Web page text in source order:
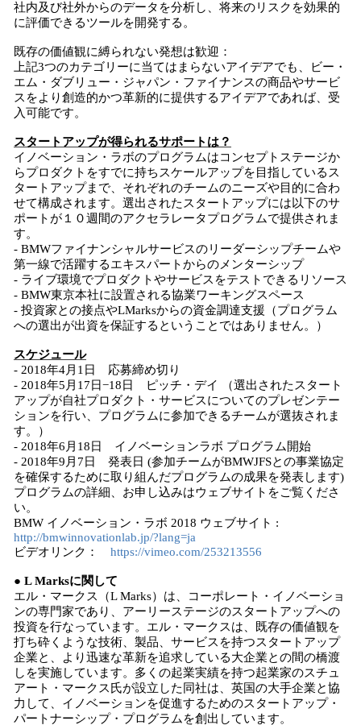
社内及び社外からのデータを分析し、将来のリスクを効果的
に評価できるツールを開発する。
既存の価値観に縛られない発想は歓迎：
上記3つのカテゴリーに当てはまらないアイデアでも、ビー・
エム・ダブリュー・ジャパン・ファイナンスの商品やサービ
スをより創造的かつ革新的に提供するアイデアであれば、受
入可能です。
スタートアップが得られるサポートは？
イノベーション・ラボのプログラムはコンセプトステージか
らプロダクトをすでに持ちスケールアップを目指しているス
タートアップまで、それぞれのチームのニーズや目的に合わ
せて構成されます。選出されたスタートアップには以下のサ
ポートが１０週間のアクセラレータプログラムで提供されま
す。
- BMWファイナンシャルサービスのリーダーシップチームや
第一線で活躍するエキスパートからのメンターシップ
- ライブ環境でプロダクトやサービスをテストできるリソース
- BMW東京本社に設置される協業ワーキングスペース
- 投資家との接点やLMarksからの資金調達支援（プログラム
への選出が出資を保証するということではありません。）
スケジュール
- 2018年4月1日 応募締め切り
- 2018年5月17日−18日 ピッチ・デイ （選出されたスタート
アップが自社プロダクト・サービスについてのプレゼンテー
ションを行い、プログラムに参加できるチームが選抜されま
す。）
- 2018年6月18日 イノベーションラボ プログラム開始
- 2018年9月7日 発表日 (参加チームがBMWJFSとの事業協定
を確保するために取り組んだプログラムの成果を発表します)
プログラムの詳細、お申し込みはウェブサイトをご覧くださ
い。
BMW イノベーション・ラボ 2018 ウェブサイト :
http://bmwinnovationlab.jp/?lang=ja
ビデオリンク： https://vimeo.com/253213556
● L Marksに関して
エル・マークス（L Marks）は、コーポレート・イノベーショ
ンの専門家であり、アーリーステージのスタートアップへの
投資を行なっています。エル・マークスは、既存の価値観を
打ち砕くような技術、製品、サービスを持つスタートアップ
企業と、より迅速な革新を追求している大企業との間の橋渡
しを実施しています。多くの起業実績を持つ起業家のスチュ
アート・マークス氏が設立した同社は、英国の大手企業と協
力して、イノベーションを促進するためのスタートアップ・
パートナーシップ・プログラムを創出しています。